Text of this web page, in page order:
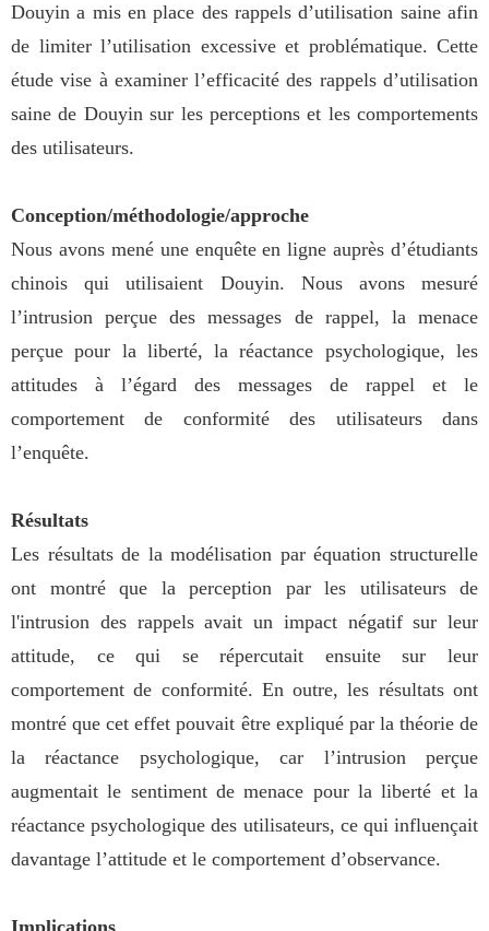
Douyin a mis en place des rappels d’utilisation saine afin
de limiter l’utilisation excessive et problématique. Cette
étude vise à examiner l’efficacité des rappels d’utilisation
saine de Douyin sur les perceptions et les comportements
des utilisateurs.
Conception/méthodologie/approche
Nous avons mené une enquête en ligne auprès d’étudiants
chinois qui utilisaient Douyin. Nous avons mesuré
l’intrusion perçue des messages de rappel, la menace
perçue pour la liberté, la réactance psychologique, les
attitudes à l’égard des messages de rappel et le
comportement de conformité des utilisateurs dans
l’enquête.
Résultats
Les résultats de la modélisation par équation structurelle
ont montré que la perception par les utilisateurs de
l'intrusion des rappels avait un impact négatif sur leur
attitude, ce qui se répercutait ensuite sur leur
comportement de conformité. En outre, les résultats ont
montré que cet effet pouvait être expliqué par la théorie de
la réactance psychologique, car l’intrusion perçue
augmentait le sentiment de menace pour la liberté et la
réactance psychologique des utilisateurs, ce qui influençait
davantage l’attitude et le comportement d’observance.